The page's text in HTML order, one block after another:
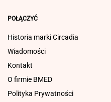
POŁĄCZYĆ
Historia marki Circadia
Wiadomości
Kontakt
O firmie BMED
Polityka Prywatności